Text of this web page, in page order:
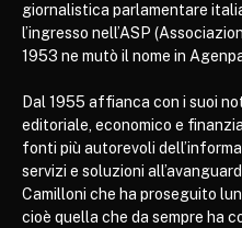
giornalistica parlamentare
l’ingresso nell’ASP
1953 ne mutò il nome in
Dal 1955 affianca con i suoi
editoriale, economico e
fonti più autorevoli
servizi e soluzioni
Camilloni che ha proseguito
cioè quella che da sempre ha